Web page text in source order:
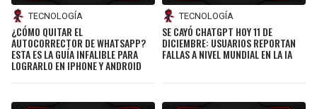
TECNOLOGÍA
¿CÓMO QUITAR EL
AUTOCORRECTOR DE WHATSAPP?
ESTA ES LA GUÍA INFALIBLE PARA
LOGRARLO EN IPHONE Y ANDROID
TECNOLOGÍA
SE CAYÓ CHATGPT HOY 11 DE
DICIEMBRE: USUARIOS REPORTAN
FALLAS A NIVEL MUNDIAL EN LA IA